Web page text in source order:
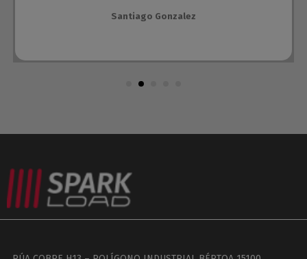
Santiago Gonzalez